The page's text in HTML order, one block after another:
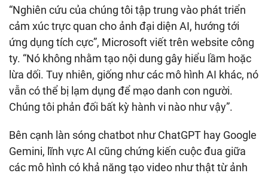
“Nghiên cứu của chúng tôi tập trung vào phát triển
cảm xúc trực quan cho ảnh đại diện AI, hướng tới
ứng dụng tích cực”, Microsoft viết trên website công
ty. “Nó không nhằm tạo nội dung gây hiểu lầm hoặc
lừa dối. Tuy nhiên, giống như các mô hình AI khác, nó
vẫn có thể bị lạm dụng để mạo danh con người.
Chúng tôi phản đối bất kỳ hành vi nào như vậy”.
Bên cạnh làn sóng chatbot như ChatGPT hay Google
Gemini, lĩnh vực AI cũng chứng kiến cuộc đua giữa
các mô hình có khả năng tạo video như thật từ ảnh